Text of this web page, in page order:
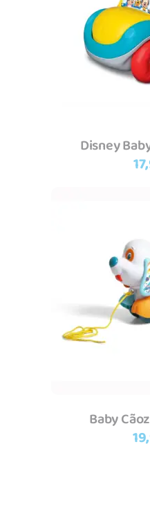
Disney
Baby